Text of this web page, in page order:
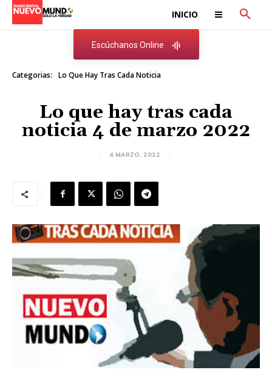
INICIO
Escúchanos Online
Categorias: Lo Que Hay Tras Cada Noticia
Lo que hay tras cada
noticia 4 de marzo 2022
4 MARZO, 2022